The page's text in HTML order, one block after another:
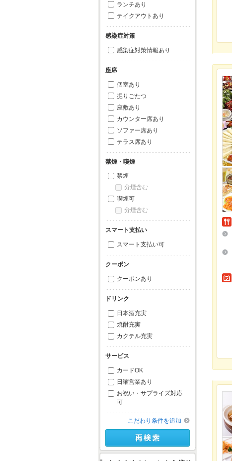
ランチあり
テイクアウトあり
感染症対策
感染症対策情報あり
座席
個室あり
掘りごたつ
座敷あり
カウンター席あり
ソファー席あり
テラス席あり
禁煙・喫煙
禁煙
分煙含む
喫煙可
分煙含む
スマート支払い
スマート支払い可
クーポン
クーポンあり
ドリンク
日本酒充実
焼酎充実
カクテル充実
サービス
カードOK
日曜営業あり
お祝い・サプライズ対応
可
こだわり条件を追加